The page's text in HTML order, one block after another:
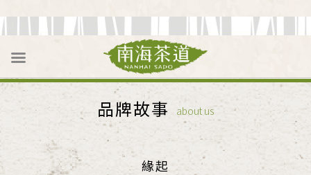
品牌故事 about us
緣起